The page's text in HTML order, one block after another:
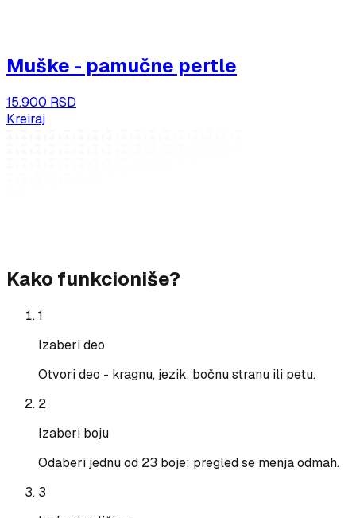
Muške - pamučne pertle
15.900 RSD
Kreiraj
Kako funkcioniše?
1
Izaberi deo
Otvori deo - kragnu, jezik, bočnu stranu ili petu.
2
Izaberi boju
Odaberi jednu od 23 boje; pregled se menja odmah.
3